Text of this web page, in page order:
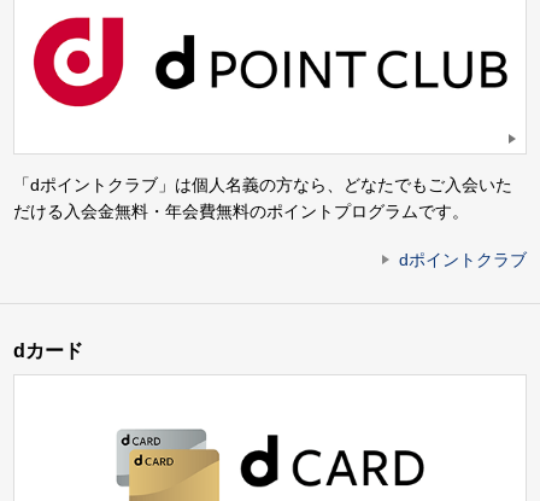
「dポイントクラブ」は個人名義の方なら、どなたでもご入会いた
だける入会金無料・年会費無料のポイントプログラムです。
dポイントクラブ
dカード